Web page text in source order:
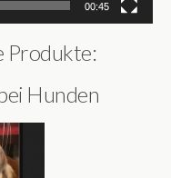
00:45
Produkte:
Hunden